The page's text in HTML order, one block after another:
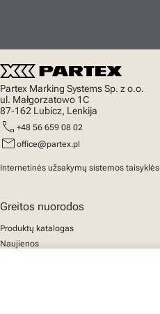
Partex Marking Systems Sp. z o.o.
ul. Małgorzatowo 1C
87-162 Lubicz, Lenkija
call +48 56 659 08 02
mail office@partex.pl
Internetinės užsakymų sistemos taisyklės
Greitos nuorodos
Produktų katalogas
Naujienos